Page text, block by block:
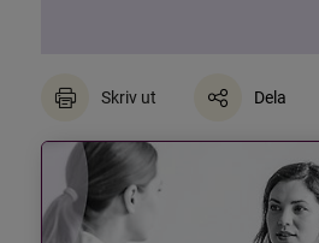
Skriv ut Dela